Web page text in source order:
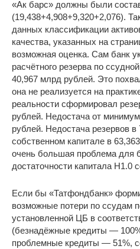
«Ак барс» должны были
(19,438+4,908+9,320+2,076).
данных классификации
качества, указанных на
возможная оценка. Сам банк
расчётного резерва по
40,967 млрд рублей. Это
она не реализуется на
реальности сформировал
рублей. Недостача от
рублей. Недостача резервов
собственном капитале в
очень большая проблема для
достаточности капитала Н1.0
Если бы «Татфондбанк»
возможные потери по ссудам
установленной ЦБ в
(безнадёжные кредиты —
проблемные кредиты — 51%,